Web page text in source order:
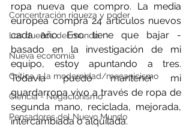
Concentración riqueza y poder
Los dueños del mundo
Nueva economía
Crítica a la modernidad/mecanicismo
Ciencia - Negacionismo
Pensadores del Nuevo Mundo
ropa nueva que compro. La media
europea compra 24 artículos nuevos
cada año. Eso tiene que bajar -
basado en la investigación de mi
equipo, estoy apuntando a tres.
Todavía puedo mantener mi
guardarropa vivo a través de ropa de
segunda mano, reciclada, mejorada,
intercambiada o alquilada.